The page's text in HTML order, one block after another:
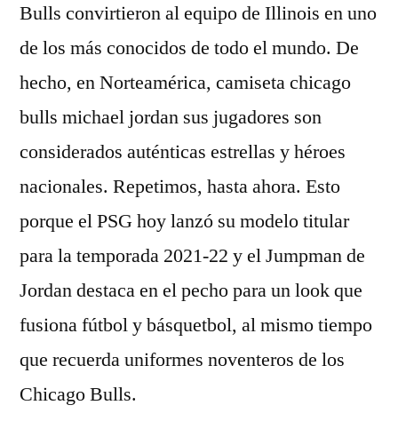
Bulls convirtieron al equipo de Illinois en uno
de los más conocidos de todo el mundo. De
hecho, en Norteamérica, camiseta chicago
bulls michael jordan sus jugadores son
considerados auténticas estrellas y héroes
nacionales. Repetimos, hasta ahora. Esto
porque el PSG hoy lanzó su modelo titular
para la temporada 2021-22 y el Jumpman de
Jordan destaca en el pecho para un look que
fusiona fútbol y básquetbol, al mismo tiempo
que recuerda uniformes noventeros de los
Chicago Bulls.